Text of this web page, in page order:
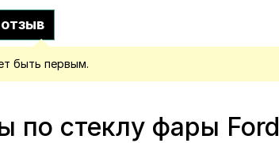
быть первым.
по стеклу фары